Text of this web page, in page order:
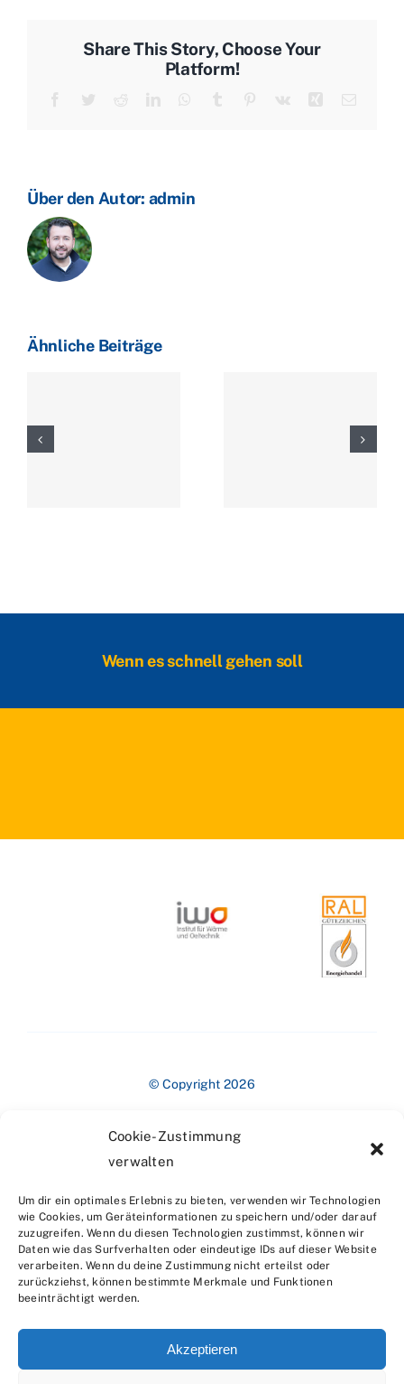
Cookie-Zustimmung
verwalten
Um dir ein optimales Erlebnis zu bieten, verwenden wir Technologien
wie Cookies, um Geräteinformationen zu speichern und/oder darauf
zuzugreifen. Wenn du diesen Technologien zustimmst, können wir
Daten wie das Surfverhalten oder eindeutige IDs auf dieser Website
verarbeiten. Wenn du deine Zustimmung nicht erteilst oder
zurückziehst, können bestimmte Merkmale und Funktionen
beeinträchtigt werden.
Akzeptieren
leicht
Share This Story, Choose Your
Platform!
Über den Autor: admin
Ähnliche Beiträge
Wenn es schnell gehen soll
© Copyright 2026
Impressum